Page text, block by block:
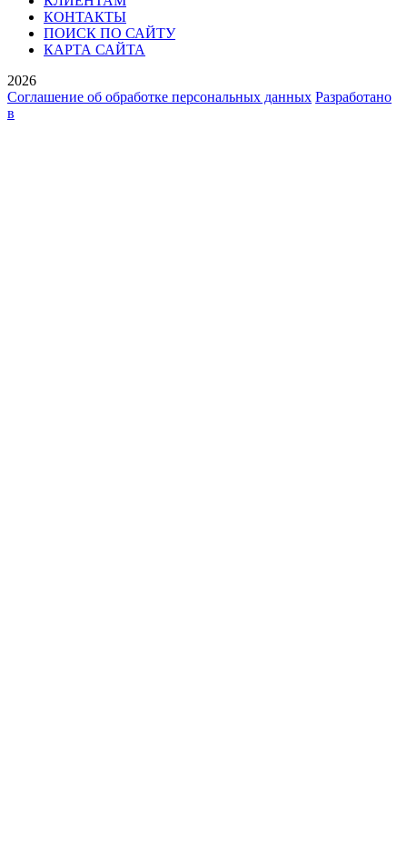
КОНТАКТЫ
ПОИСК ПО САЙТУ
КАРТА САЙТА
2026
Соглашение об обработке персональных данных Разработано
в